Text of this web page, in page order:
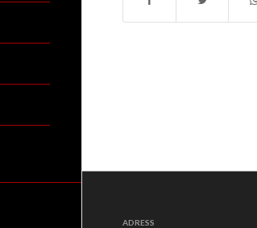
ADRESS